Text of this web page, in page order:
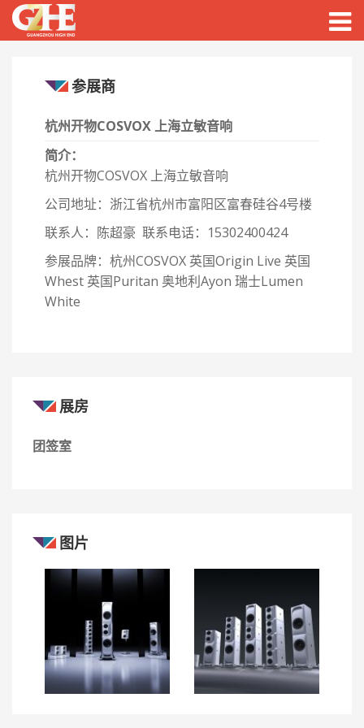
参展商
杭州开物COSVOX 上海立敏音响
简介：
杭州开物COSVOX 上海立敏音响
公司地址：浙江省杭州市富阳区富春硅谷4号楼
联系人：陈超豪 联系电话：15302400424
参展品牌：杭州COSVOX 英国Origin Live 英国
Whest 英国Puritan 奥地利Ayon 瑞士Lumen
White
展房
团签室
图片